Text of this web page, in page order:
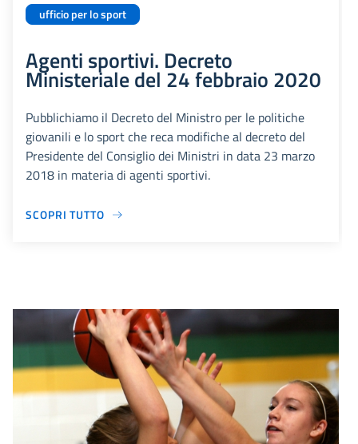
ufficio per lo sport
Agenti sportivi. Decreto
Ministeriale del 24 febbraio 2020
Pubblichiamo il Decreto del Ministro per le politiche
giovanili e lo sport che reca modifiche al decreto del
Presidente del Consiglio dei Ministri in data 23 marzo
2018 in materia di agenti sportivi.
SCOPRI TUTTO